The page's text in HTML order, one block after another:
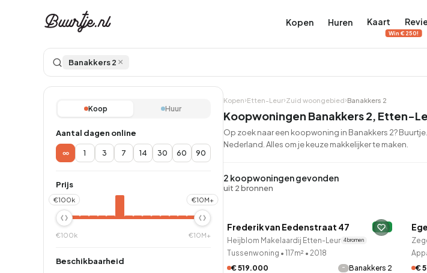
Kopen
Ontdek Amsterdam
Koopwoningen in Amsterdam
5.657
Appartementen
456
Studio's
Huren
Huurwoningen in Amsterdam
Appartementen Studio's
Kaart
Win €250!
Banakkers 2 ×
Koop Huur
Aantal dagen online
∞ 1 3 7 14 30 60 90
Prijs
€100k €10M+
€100k €10M+
Beschikbaarheid
Kopen Etten-Leur Zuid woongebied Banakkers 2
Koopwoningen Banakkers 2, Etten-
Op zoek naar een koopwoning in Banakkers 2?
Nederland. Alles om je keuze makkelijker te maken.
2 koopwoningen gevonden
uit 2 bronnen
Frederik van Eedenstraat 47 A
Heijblom Makelaardij Etten-Leur 4 bronnen
Tussenwoning • 117m² • 2018
€ 519.000
- Banakkers 2
€